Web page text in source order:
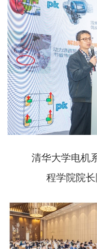
清华大学电机系
程学院院